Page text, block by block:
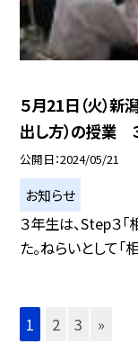
５月21日（火）
出し方）の授業
公開日 2024/05/21
お知らせ
３年生は、Step３
た。ねらいとして「
1 2 3 »